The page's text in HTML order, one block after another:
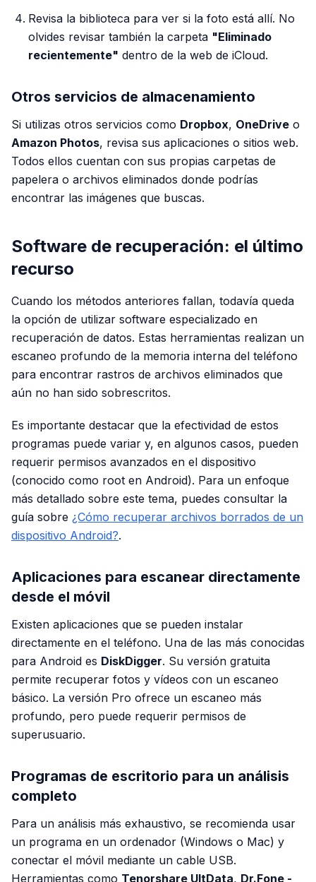
Revisa la biblioteca para ver si la foto está allí. No
olvides revisar también la carpeta "Eliminado
recientemente" dentro de la web de iCloud.
Otros servicios de almacenamiento
Si utilizas otros servicios como Dropbox, OneDrive o
Amazon Photos, revisa sus aplicaciones o sitios web.
Todos ellos cuentan con sus propias carpetas de
papelera o archivos eliminados donde podrías
encontrar las imágenes que buscas.
Software de recuperación: el último
recurso
Cuando los métodos anteriores fallan, todavía queda
la opción de utilizar software especializado en
recuperación de datos. Estas herramientas realizan un
escaneo profundo de la memoria interna del teléfono
para encontrar rastros de archivos eliminados que
aún no han sido sobrescritos.
Es importante destacar que la efectividad de estos
programas puede variar y, en algunos casos, pueden
requerir permisos avanzados en el dispositivo
(conocido como root en Android). Para un enfoque
más detallado sobre este tema, puedes consultar la
guía sobre ¿Cómo recuperar archivos borrados de un
dispositivo Android?.
Aplicaciones para escanear directamente
desde el móvil
Existen aplicaciones que se pueden instalar
directamente en el teléfono. Una de las más conocidas
para Android es DiskDigger. Su versión gratuita
permite recuperar fotos y vídeos con un escaneo
básico. La versión Pro ofrece un escaneo más
profundo, pero puede requerir permisos de
superusuario.
Programas de escritorio para un análisis
completo
Para un análisis más exhaustivo, se recomienda usar
un programa en un ordenador (Windows o Mac) y
conectar el móvil mediante un cable USB.
Herramientas como Tenorshare UltData, Dr.Fone -